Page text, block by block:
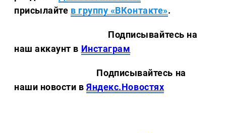
присылайте в группу «ВКонтакте».
Подписывайтесь на
наш аккаунт в Инстаграм
Подписывайтесь на
наши новости вЯндекс.Новостях